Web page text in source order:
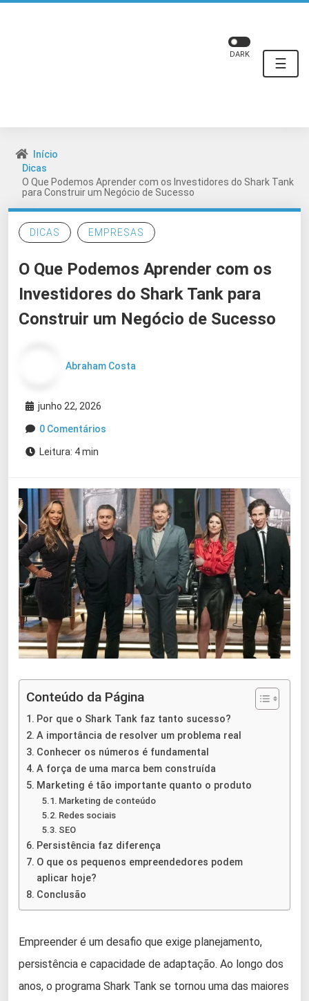
☰
DARK
Início
Dicas
O Que Podemos Aprender com os Investidores do Shark Tank
para Construir um Negócio de Sucesso
DICAS EMPRESAS
O Que Podemos Aprender com os
Investidores do Shark Tank para
Construir um Negócio de Sucesso
Abraham Costa
junho 22, 2026
0 Comentários
Leitura: 4 min
Conteúdo da Página
Por que o Shark Tank faz tanto sucesso?
A importância de resolver um problema real
Conhecer os números é fundamental
A força de uma marca bem construída
Marketing é tão importante quanto o produto
Marketing de conteúdo
Redes sociais
SEO
Persistência faz diferença
O que os pequenos empreendedores podem
aplicar hoje?
Conclusão
Empreender é um desafio que exige planejamento,
persistência e capacidade de adaptação. Ao longo dos
anos, o programa Shark Tank se tornou uma das maiores